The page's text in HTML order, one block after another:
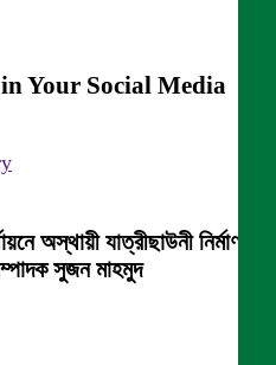
Your Social Media
অস্থায়ী যাত্রীছাউনী নির্মাণ
সুজন মাহমুদ